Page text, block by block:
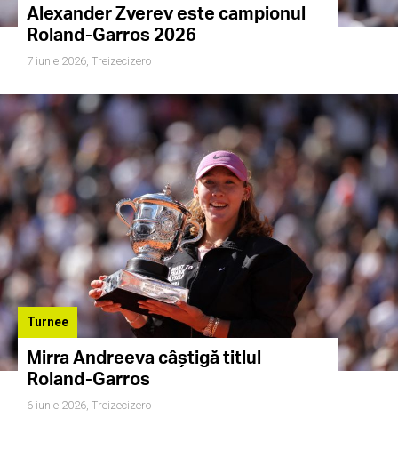
Alexander Zverev este campionul
Roland-Garros 2026
7 iunie 2026, Treizecizero
Turnee
Mirra Andreeva câștigă titlul
Roland-Garros
6 iunie 2026, Treizecizero